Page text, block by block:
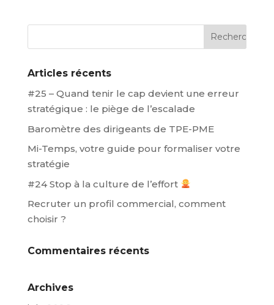
Articles récents
#25 – Quand tenir le cap devient une erreur
stratégique : le piège de l’escalade
Baromètre des dirigeants de TPE-PME
Mi-Temps, votre guide pour formaliser votre
stratégie
#24 Stop à la culture de l’effort
Recruter un profil commercial, comment
choisir ?
Commentaires récents
Archives